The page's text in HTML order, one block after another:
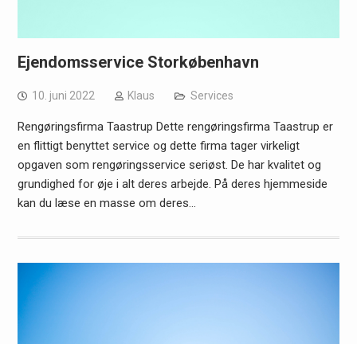
Ejendomsservice Storkøbenhavn
10. juni 2022 Klaus Services
Rengøringsfirma Taastrup Dette rengøringsfirma Taastrup er
en flittigt benyttet service og dette firma tager virkeligt
opgaven som rengøringsservice seriøst. De har kvalitet og
grundighed for øje i alt deres arbejde. På deres hjemmeside
kan du læse en masse om deres…